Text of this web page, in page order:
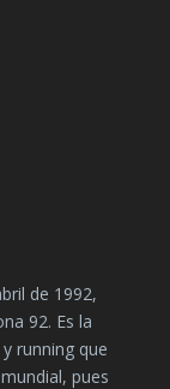
de 1992,
92. Es la
running que
pues